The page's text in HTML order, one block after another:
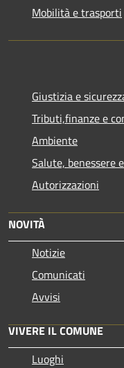
Mobilità e trasporti
Giustizia e
Tributi,finanze e
Ambiente
Salute, benessere
Autorizzazioni
NOVITÀ
Notizie
Comunicati
Avvisi
VIVERE IL COMUNE
Luoghi